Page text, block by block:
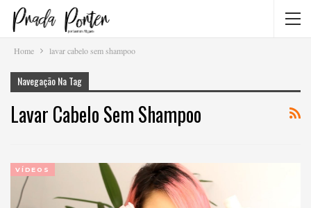
Home lavar cabelo sem shampoo
Navegação Na Tag
Lavar Cabelo Sem Shampoo
VÍDEOS